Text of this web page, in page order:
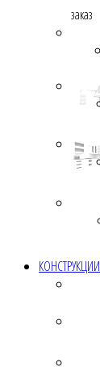
заказ
КОНСТРУКЦИИ